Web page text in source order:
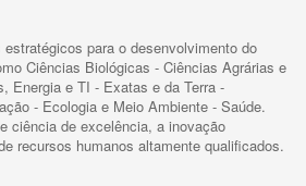
para o desenvolvimento do
Ciências Biológicas - Ciências Agrárias e
Energia e TI - Exatas e da Terra -
- Ecologia e Meio Ambiente - Saúde.
ciência de excelência, a inovação
recursos humanos altamente qualificados.